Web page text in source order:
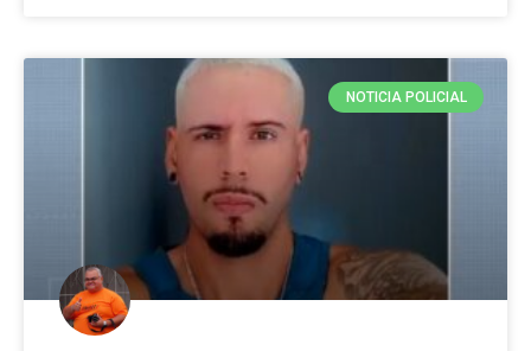
NOTICIA POLICIAL